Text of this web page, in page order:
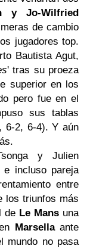
y Jo-Wilfried
de cambio
jugadores top.
Bautista Agut,
' tras su proeza
superior en los
pero fue en el
sus tablas
6-2, 6-4). Y aún
y Julien
e incluso pareja
entre
los triunfos más
de Le Mans una
Marsellaante
mundo no pasa